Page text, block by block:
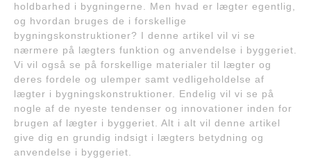
holdbarhed i bygningerne. Men hvad er lægter egentlig,
og hvordan bruges de i forskellige
bygningskonstruktioner? I denne artikel vil vi se
nærmere på lægters funktion og anvendelse i byggeriet.
Vi vil også se på forskellige materialer til lægter og
deres fordele og ulemper samt vedligeholdelse af
lægter i bygningskonstruktioner. Endelig vil vi se på
nogle af de nyeste tendenser og innovationer inden for
brugen af lægter i byggeriet. Alt i alt vil denne artikel
give dig en grundig indsigt i lægters betydning og
anvendelse i byggeriet.